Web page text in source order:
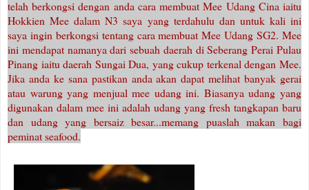
telah berkongsi dengan anda cara membuat Mee Udang Cina iaitu
Hokkien Mee dalam N3 saya yang terdahulu dan untuk kali ini
saya ingin berkongsi tentang cara membuat Mee Udang SG2. Mee
ini mendapat namanya dari sebuah daerah di Seberang Perai Pulau
Pinang iaitu daerah Sungai Dua, yang cukup terkenal dengan Mee.
Jika anda ke sana pastikan anda akan dapat melihat banyak gerai
atau warung yang menjual mee udang ini. Biasanya udang yang
digunakan dalam mee ini adalah udang yang fresh tangkapan baru
dan udang yang bersaiz besar...memang puaslah makan bagi
peminat seafood.